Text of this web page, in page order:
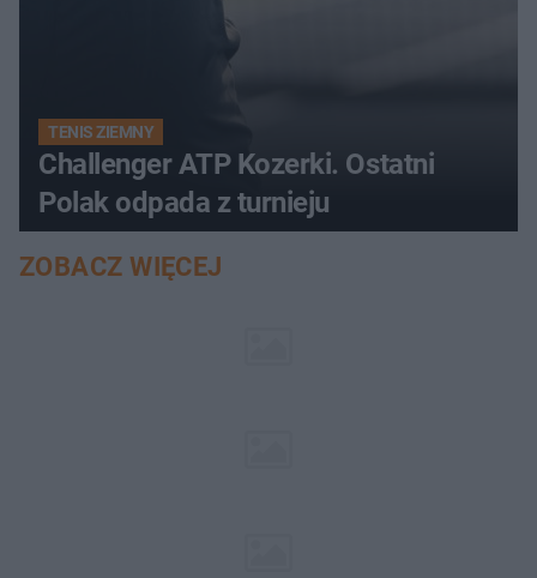
TENIS ZIEMNY
Challenger ATP Kozerki. Ostatni
Polak odpada z turnieju
ZOBACZ WIĘCEJ